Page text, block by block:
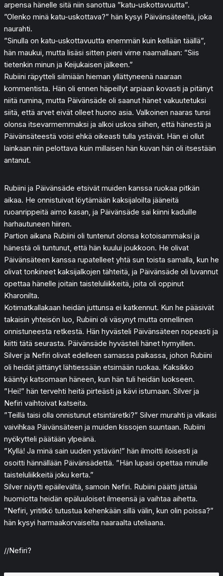
arpensa hänelle sitä niin sanottua ”katu-uskottavuutta”.
”Olenko minä katu-uskottava?” hän kysyi Päivänsäteeltä, joka
naurahti.
”Sinulla on katu-uskottavuutta enemmän kuin kellään täällä”,
hän maukui, mutta lisäsi sitten pieni virne naamallaan: ”Siis
tietenkin minun ja Keijukaisen jälkeen.”
Rubiini räpytteli silmiään hieman yllättyneenä naaraan
kommentista. Hän oli ennen häpeillyt arpiaan kovasti ja pitänyt
niitä rumina, mutta Päivänsäde oli saanut hänet vakuutetuksi
siitä, että arvet eivät olleet huono asia. Valkoinen naaras tunsi
olonsa itsevarmemmaksi ja alkoi uskoa siihen, että hänestä ja
Päivänsäteestä voisi ehkä oikeasti tulla ystävät. Hän ei ollut
lainkaan niin pelottava kuin millaisen hän kuvan hän oli itsestään
antanut.
Rubiini ja Päivänsäde etsivät muiden kanssa ruokaa pitkän
aikaa. He onnistuivat löytämään kaksijaloilta jääneitä
ruoanrippeitä aimo kasan, ja Päivänsäde sai kiinni kaduille
harhautuneen hiiren.
Partion aikana Rubiini oli tuntenut olonsa kotoisammaksi ja
hänestä oli tuntunut, että hän kuului joukkoon. He olivat
Päivänsäteen kanssa rupatelleet yhtä sun toista samalla, kun he
olivat tonkineet kaksijalkojen tähteitä, ja Päivänsäde oli luvannut
opettaa hänelle joitain taisteluliikkeitä, joita oli oppinut
Kharonilta.
Kotimatkallakaan heidän juttunsa ei katkennut. Kun he pääsivät
takaisin yhteisön luo, Rubiini oli väsynyt mutta onnellinen
onnistuneesta retkestä. Hän hyvästeli Päivänsäteen nopeasti ja
kiitti tätä seurasta. Päivänsäde hyvästeli hänet hymyillen.
Silver ja Nefiri olivat edelleen samassa paikassa, johon Rubiini
oli heidät jättänyt lähtiessään etsimään ruokaa. Kaksikko
kääntyi katsomaan häneen, kun hän tuli heidän luokseen.
”Hei!” hän tervehti heitä pirteästi ja kävi istumaan. Silver ja
Nefiri vaihtoivat katseita.
”Teillä taisi olla onnistunut etsintäretki?” Silver murahti ja vilkaisi
vaivihkaa Päivänsäteen ja muiden kissojen suuntaan. Rubiini
nyökytteli päätään ylpeänä.
”Kyllä! Ja minä sain uuden ystävän!” hän ilmoitti iloisesti ja
osoitti hännällään Päivänsädettä. ”Hän lupasi opettaa minulle
taisteluliikkeitä joku kerta.”
Silver näytti epäilevältä, samoin Nefiri. Rubiini päätti jättää
huomiotta heidän epäluuloiset ilmeensä ja vaihtaa aihetta.
”Nefiri, yrititkö tutustua kehenkään sillä välin, kun olin poissa?”
hän kysyi harmaakorvaiselta naaraalta uteliaana.
//Nefiri?